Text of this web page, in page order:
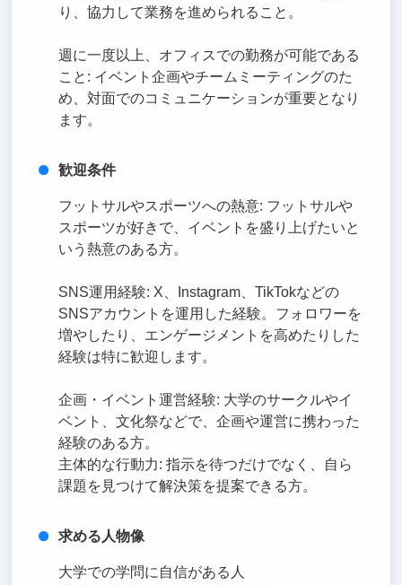
り、協力して業務を進められること。
週に一度以上、オフィスでの勤務が可能である
こと: イベント企画やチームミーティングのた
め、対面でのコミュニケーションが重要となり
ます。
歓迎条件
フットサルやスポーツへの熱意: フットサルや
スポーツが好きで、イベントを盛り上げたいと
いう熱意のある方。
SNS運用経験: X、Instagram、TikTokなどの
SNSアカウントを運用した経験。フォロワーを
増やしたり、エンゲージメントを高めたりした
経験は特に歓迎します。
企画・イベント運営経験: 大学のサークルやイ
ベント、文化祭などで、企画や運営に携わった
経験のある方。
主体的な行動力: 指示を待つだけでなく、自ら
課題を見つけて解決策を提案できる方。
求める人物像
大学での学問に自信がある人